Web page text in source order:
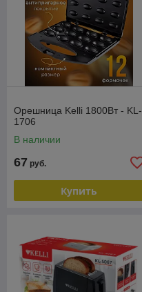
Орешница Kelli 1800Вт - KL-
1706
В наличии
67 руб.
Купить